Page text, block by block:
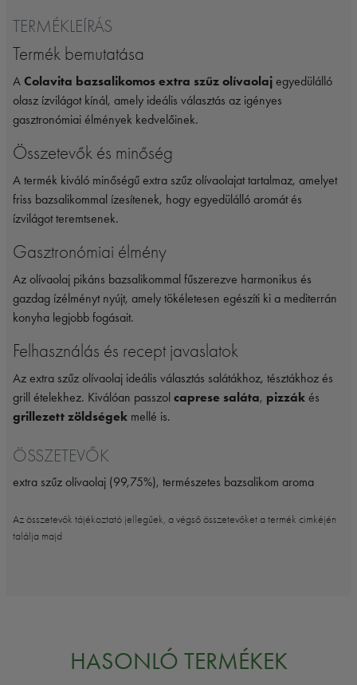
TERMÉKLEÍRÁS
Termék bemutatása
A Colavita bazsalikomos extra szűz olívaolaj egyedülálló
olasz ízvilágot kínál, amely ideális választás az igényes
gasztronómiai élmények kedvelőinek.
Összetevők és minőség
A termék kiváló minőségű extra szűz olívaolajat tartalmaz, amelyet
friss bazsalikommal ízesítenek, hogy egyedülálló aromát és
ízvilágot teremtsenek.
Gasztronómiai élmény
Az olívaolaj pikáns bazsalikommal fűszerezve harmonikus és
gazdag ízélményt nyújt, amely tökéletesen egészíti ki a mediterrán
konyha legjobb fogásait.
Felhasználás és recept javaslatok
Az extra szűz olívaolaj ideális választás salátákhoz, tésztákhoz és
grill ételekhez. Kiválóan passzol caprese saláta, pizzák és
grillezett zöldségek mellé is.
ÖSSZETEVŐK
extra szűz olívaolaj (99,75%), természetes bazsalikom aroma
Az összetevők tájékoztató jellegűek, a végső összetevőket a termék cimkéjén
találja majd
HASONLÓ TERMÉKEK